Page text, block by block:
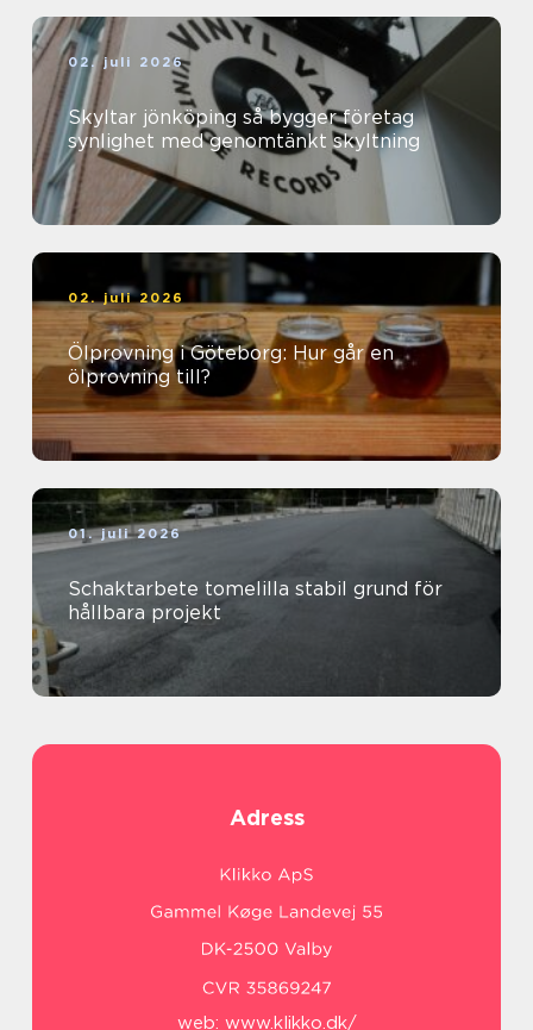
02. juli 2026
Skyltar jönköping så bygger företag
synlighet med genomtänkt skyltning
02. juli 2026
Ölprovning i Göteborg: Hur går en
ölprovning till?
01. juli 2026
Schaktarbete tomelilla stabil grund för
hållbara projekt
Adress
web: www.klikko.dk/